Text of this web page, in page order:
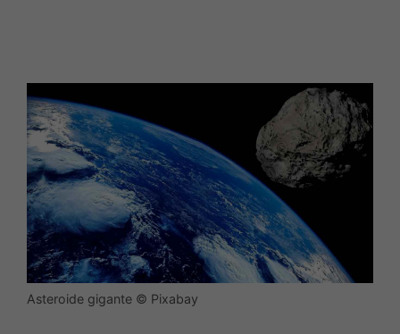
Asteroide gigante © Pixabay